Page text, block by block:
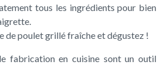
tous les ingrédients pour bien
de poulet grillé fraîche et dégustez !
fabrication en cuisine sont un outil